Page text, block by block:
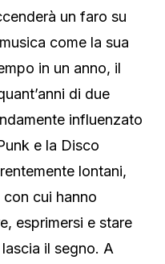
un faro su
come la sua
in un anno, il
di due
influenzato
e la Disco
lontani,
cui hanno
esprimersi e stare
il segno. A